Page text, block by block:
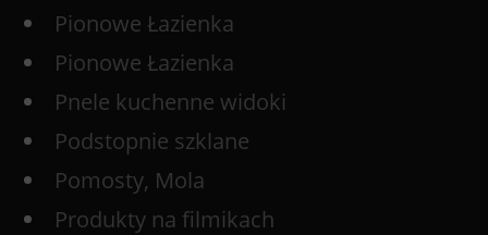
Pionowe Łazienka
Pionowe Łazienka
Pnele kuchenne widoki
Podstopnie szklane
Pomosty, Mola
Produkty na filmikach